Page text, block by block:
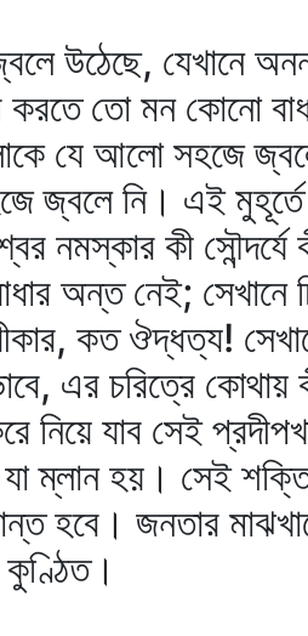
জ্বলে উঠেছে, যেখানে
করতে তো মন কোনো
যে আলো সহজে
জ্বলে নি। এই মুহূর্তে
নমস্কার কী
অন্ত নেই; সেখানে
কত ঔদ্ধত্য!
এর চরিত্রে কোথায়
যাব সেই
ম্লান হয়। সেই
হবে। জনতার